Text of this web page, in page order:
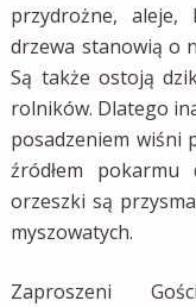
przydrożne,
drzewa stanowią o
Są także ostoją
rolników. Dlatego
posadzeniem wiśni
źródłem
orzeszki są
myszowatych.
Zaproszeni